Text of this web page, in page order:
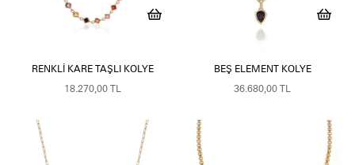
RENKLI KARE TAŞLI KOLYE
18.270,00 TL
BEŞ ELEMENT KOLYE
36.680,00 TL